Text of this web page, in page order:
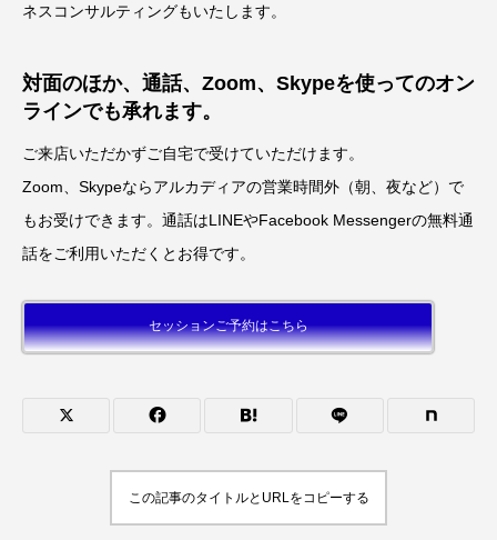
ネスコンサルティングもいたします。
対面のほか、通話、Zoom、Skypeを使ってのオン
ラインでも承れます。
ご来店いただかずご自宅で受けていただけます。
Zoom、Skypeならアルカディアの営業時間外（朝、夜など）で
もお受けできます。通話はLINEやFacebook Messengerの無料通
話をご利用いただくとお得です。
セッションご予約はこちら
この記事のタイトルとURLをコピーする